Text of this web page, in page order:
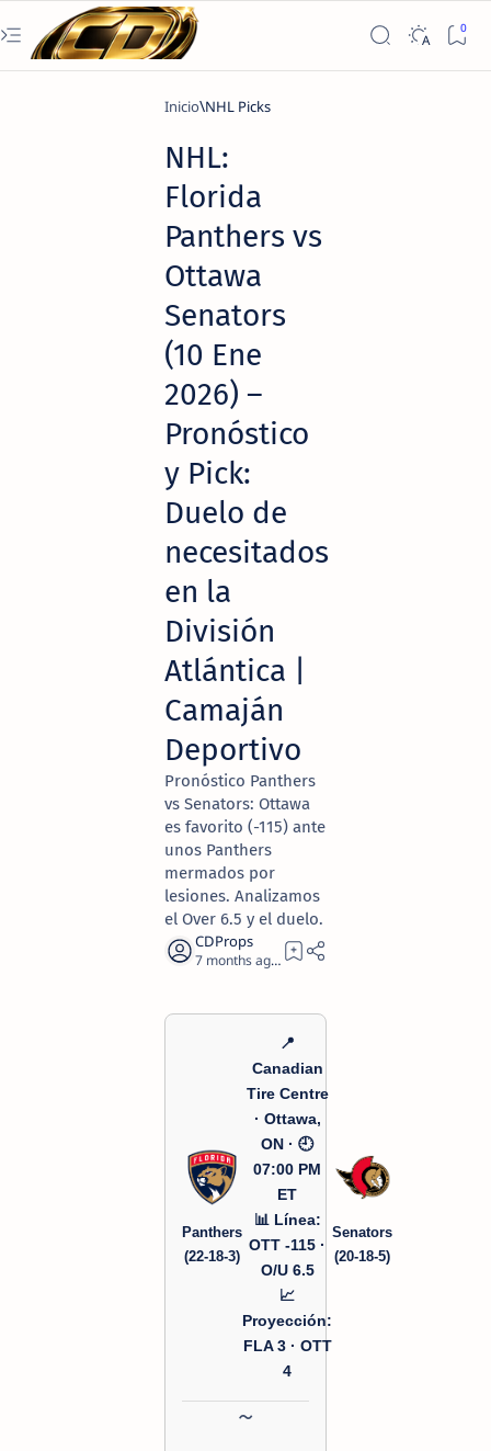
Inicio NHL Picks
NHL:
Florida
Panthers vs
Ottawa
Senators
(10 Ene
2026) –
Pronóstico
y Pick:
Duelo de
necesitados
en la
División
Atlántica |
Camaján
Deportivo
Pronóstico Panthers
vs Senators: Ottawa
es favorito (-115) ante
unos Panthers
mermados por
lesiones. Analizamos
el Over 6.5 y el duelo.
7 months ago 1
Panthers
(22-18-3)
📍
Canadian
Tire Centre
· Ottawa,
ON · 🕘
07:00 PM
ET
📊 Línea:
OTT -115 ·
O/U 6.5
📈
Proyección:
FLA 3 · OTT
4
Senators
(20-18-5)